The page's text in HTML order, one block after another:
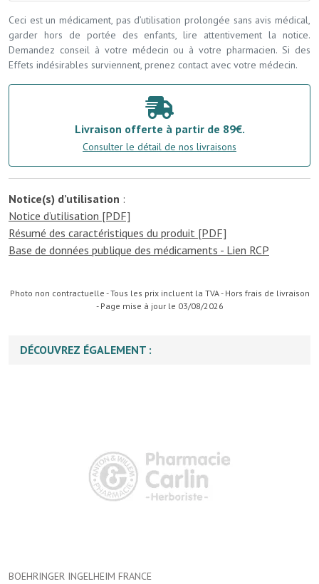
Ceci est un médicament, pas d’utilisation prolongée sans avis médical,
garder hors de portée des enfants, lire attentivement la notice.
Demandez conseil à votre médecin ou à votre pharmacien. Si des
Effets indésirables surviennent, prenez contact avec votre médecin.
Livraison offerte à partir de 89€.
Consulter le détail de nos livraisons
Notice(s) d’utilisation :
Notice d’utilisation [PDF]
Résumé des caractéristiques du produit [PDF]
Base de données publique des médicaments - Lien RCP
Photo non contractuelle - Tous les prix incluent la TVA - Hors frais de livraison
- Page mise à jour le 03/08/2026
DÉCOUVREZ ÉGALEMENT :
BOEHRINGER INGELHEIM FRANCE